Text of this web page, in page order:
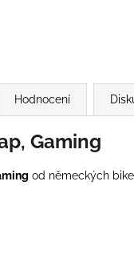
Hodnocení
Gaming
od německých